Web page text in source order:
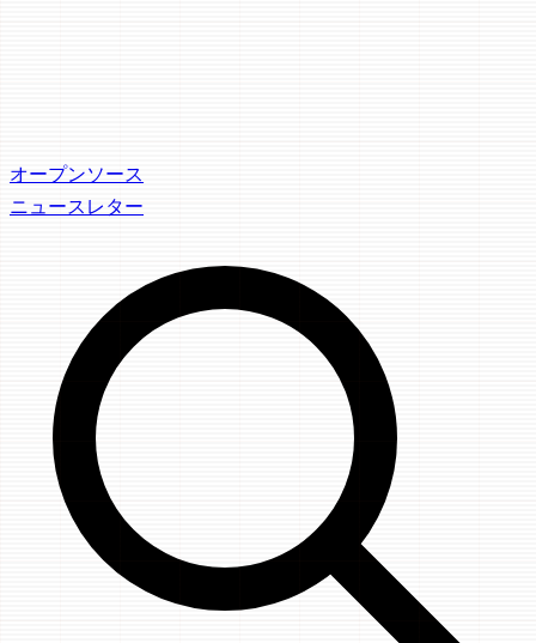
オープンソース
ニュースレター